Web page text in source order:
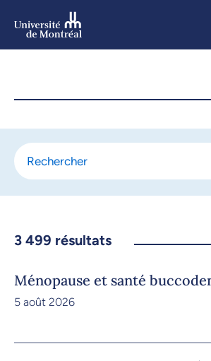
3 499 résultats
Ménopause et santé
5 août 2026